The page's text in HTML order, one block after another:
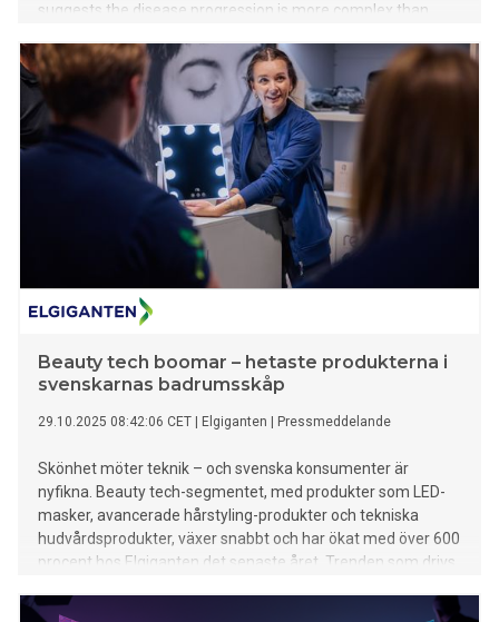
suggests the disease progression is more complex than
Beauty tech boomar – hetaste produkterna i
svenskarnas badrumsskåp
29.10.2025 08:42:06 CET Elgiganten Pressmeddelande
Skönhet möter teknik – och svenska konsumenter är
nyfikna. Beauty tech-segmentet, med produkter som LED-
masker, avancerade hårstyling-produkter och tekniska
hudvårdsprodukter, växer snabbt och har ökat med över 600
procent hos Elgiganten det senaste året. Trenden som drivs
kombinerar hudvård, välmående och teknisk innovation,